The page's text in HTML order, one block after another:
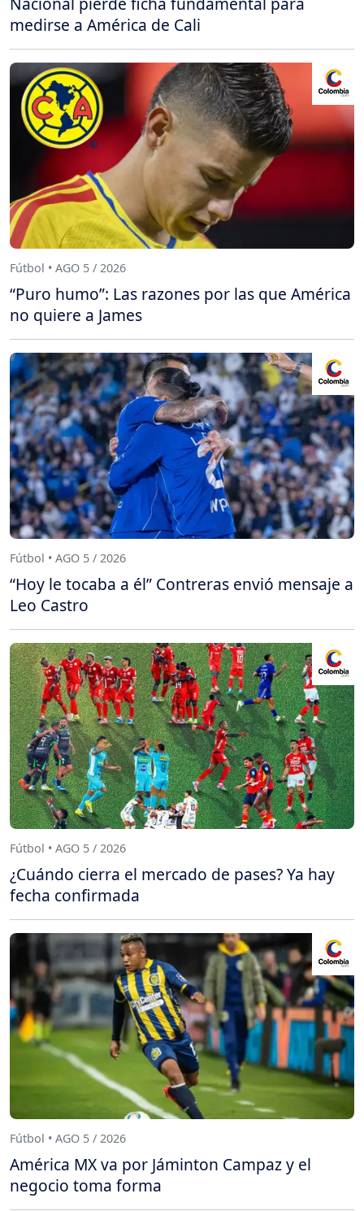
medirse a América de Cali
Fútbol • AGO 5 / 2026
“Puro humo”: Las razones por las que América
no quiere a James
Fútbol • AGO 5 / 2026
“Hoy le tocaba a él” Contreras envió mensaje a
Leo Castro
Fútbol • AGO 5 / 2026
¿Cuándo cierra el mercado de pases? Ya hay
fecha confirmada
Fútbol • AGO 5 / 2026
América MX va por Jáminton Campaz y el
negocio toma forma